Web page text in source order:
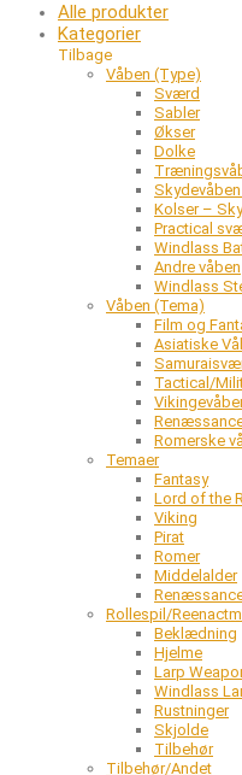
Alle produkter
Kategorier
Tilbage
Våben (Type)
Sværd
Sabler
Økser
Dolke
Kolser –
Practical
Windlass
Andre våben
Windlass
Våben (Tema)
Film og
Asiatiske
Tactical/
Romerske
Temaer
Fantasy
Lord of the
Viking
Pirat
Romer
Middelalder
Rollespil/
Beklædning
Hjelme
Larp
Windlass
Rustninger
Skjolde
Tilbehør
Tilbehør/Andet